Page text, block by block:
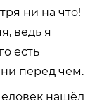
ни на что!
ведь я
есть
перед чем.
нашёл